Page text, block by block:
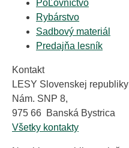
PoĽovníctvo
Rybárstvo
Sadbový materiál
Predajňa lesník
Kontakt
LESY Slovenskej republiky
Nám. SNP 8,
975 66 Banská Bystrica
Všetky kontakty